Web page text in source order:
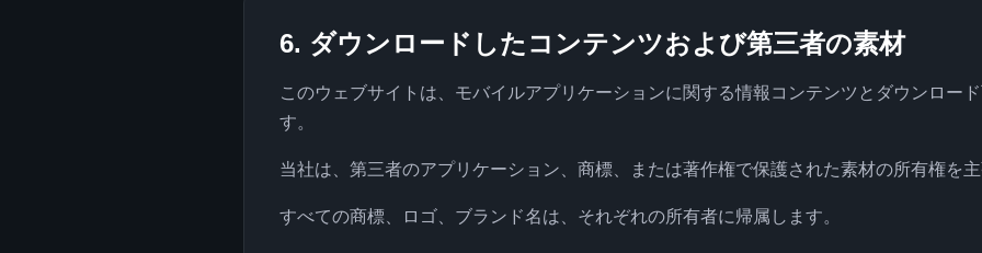
6. ダウンロードしたコンテンツおよび第三者の素材
このウェブサイトは、モバイルアプリケーションに関する情報コンテンツとダウンロー
す。
当社は、第三者のアプリケーション、商標、または著作権で保護された素材の所有権を
すべての商標、ロゴ、ブランド名は、それぞれの所有者に帰属します。